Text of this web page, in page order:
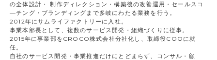
の全体設計・ 制作ディレクション・構築後の改善運用・セールスコ
―チング・ブランディングまで多岐にわたる業務を行う。
2012年にサムライファクトリーに入社。
事業本部長として、複数のサービス開発・組織づくりに従事。
2015年に事業部をCROCO株式会社分社化し、取締役COOに就
任。
自社のサービス開発・事業推進だけにとどまらず、コンサル・顧